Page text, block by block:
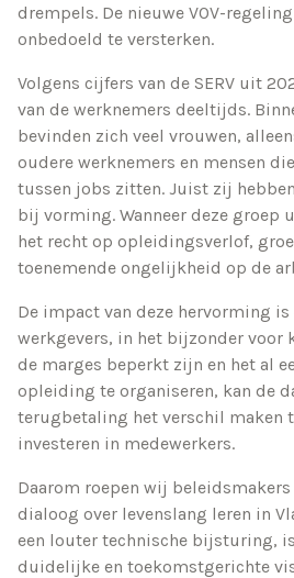
drempels. De nieuwe VOV-
onbedoeld te versterken.
Volgens cijfers van de SERV uit
van de werknemers deeltijds.
bevinden zich veel vrouwen,
oudere werknemers en mensen
tussen jobs zitten. Juist zij
bij vorming. Wanneer deze groep
het recht op opleidingsverlof,
toenemende ongelijkheid op de
De impact van deze hervorming
werkgevers, in het bijzonder voor
de marges beperkt zijn en het al
opleiding te organiseren, kan de
terugbetaling het verschil maken
investeren in medewerkers.
Daarom roepen wij
dialoog over levenslang leren in
een louter technische bijsturing,
duidelijke en toekomstgerichte